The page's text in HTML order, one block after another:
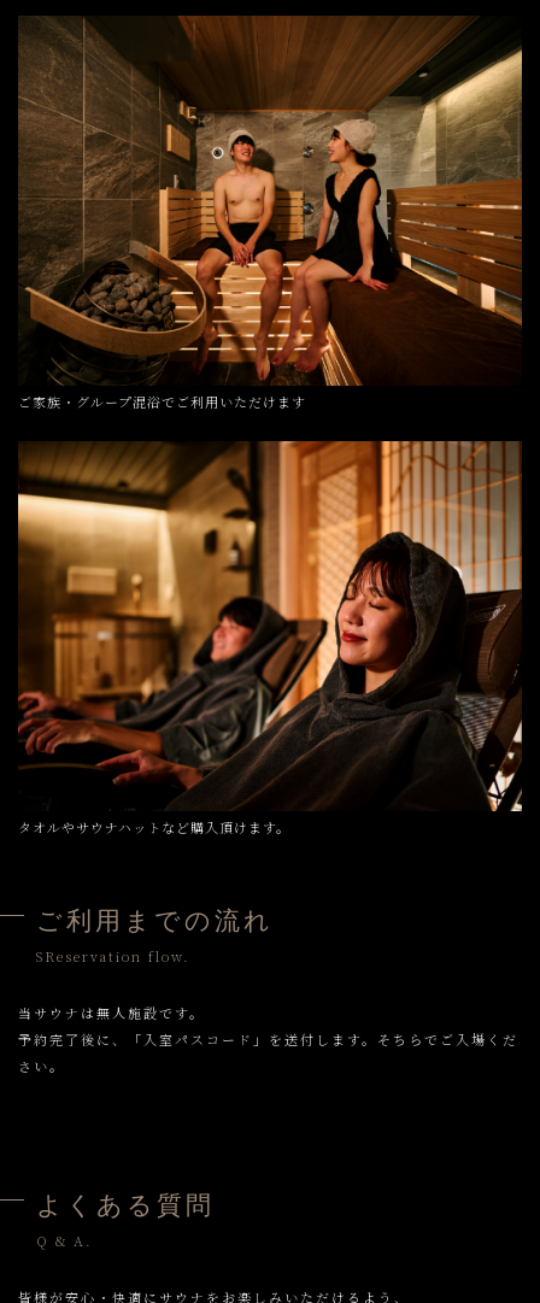
ご家族・グループ混浴でご利用いただけます
タオルやサウナハットなど購入頂けます。
ご利用までの流れ
SReservation flow.
当サウナは無人施設です。
予約完了後に、「入室パスコード」を送付します。そちらでご入場くだ
さい。
よくある質問
Q & A.
皆様が安心・快適にサウナをお楽しみいただけるよう、